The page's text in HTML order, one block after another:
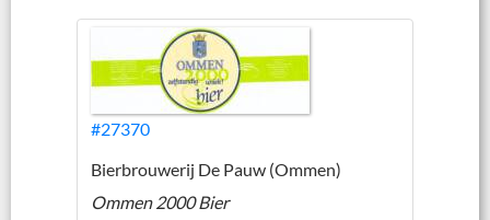
#27370
Bierbrouwerij De Pauw (Ommen)
Ommen 2000 Bier